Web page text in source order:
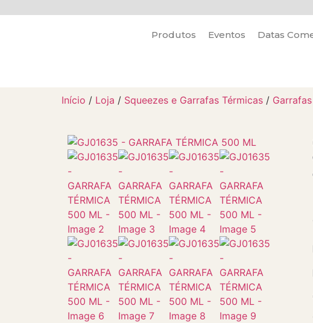
Produtos Eventos Datas
Início / Loja / Squeezes e Garrafas Térmicas /